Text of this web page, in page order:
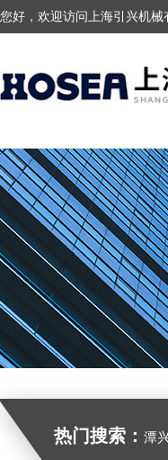
您好，欢迎访问上海引兴机械
热门搜索： 潭